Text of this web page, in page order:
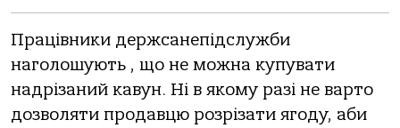
Працівники держсанепідслужби
наголошують , що не можна купувати
надрізаний кавун. Ні в якому разі не варто
дозволяти продавцю розрізати ягоду, аби